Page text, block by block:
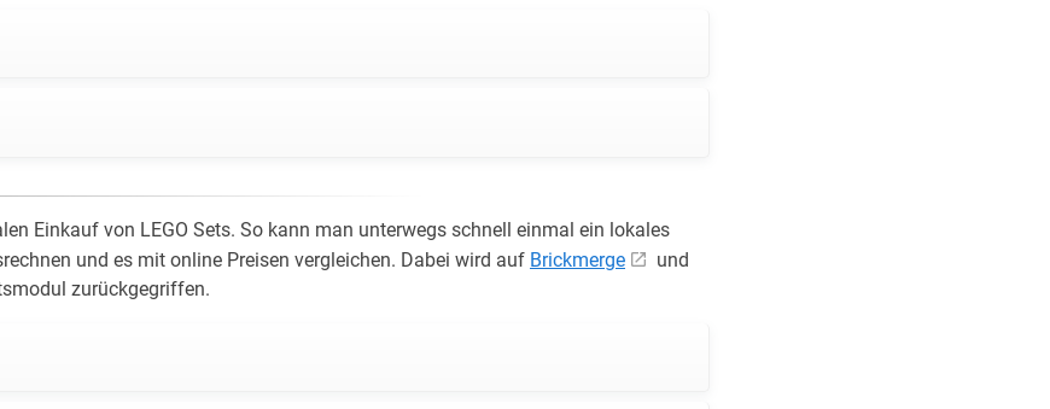
Einkauf von LEGO Sets. So kann man unterwegs schnell einmal ein lokales
und es mit online Preisen vergleichen. Dabei wird auf Brickmerge
und
zurückgegriffen.